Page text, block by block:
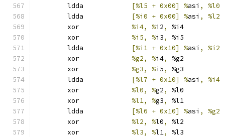
[%l5 + 0x00] %asi ,
[%i0 + 0x00] %asi ,
%i4, %i2,
%i4
%i5, %i3,
%i5
[%i1 + 0x10] %asi ,
%g2, %i4,
%g2
%g3, %i5,
%g3
[%l7 + 0x10] %asi ,
%l0, %g2,
%l0
%l1, %g3,
%l1
[%l6 + 0x10] %asi ,
%l2, %l0,
%l2
%l3, %l1,
%l3